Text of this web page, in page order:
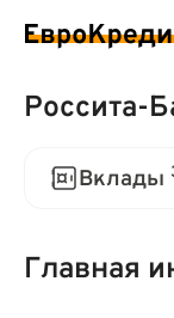
Россита-
Вклады
Главная